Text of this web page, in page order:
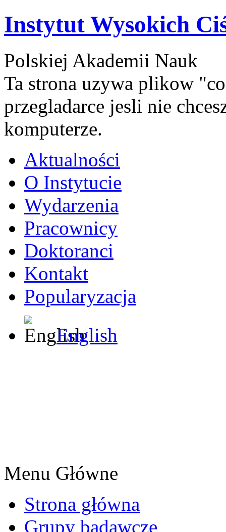
Instytut Wysokich
Polskiej Akademii Nauk
Ta strona uzywa plikow
przegladarce jesli nie
komputerze.
Aktualności
O Instytucie
Wydarzenia
Pracownicy
Doktoranci
Kontakt
Popularyzacja
English
Menu Główne
Strona główna
Grupy badawcze